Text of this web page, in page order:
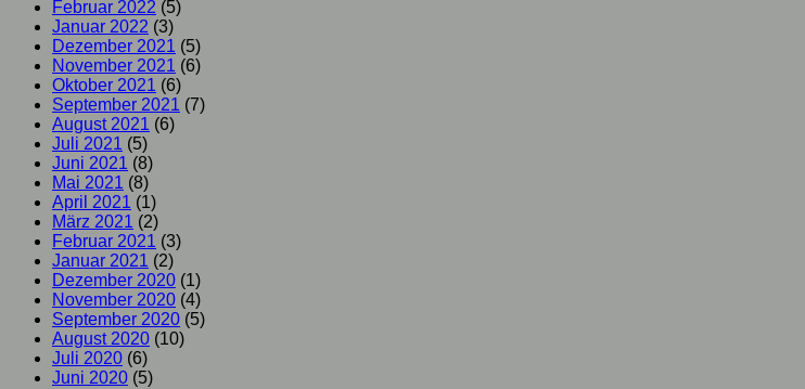
Februar 2022 (5)
Januar 2022 (3)
Dezember 2021 (5)
November 2021 (6)
Oktober 2021 (6)
September 2021 (7)
August 2021 (6)
Juli 2021 (5)
Juni 2021 (8)
Mai 2021 (8)
April 2021 (1)
März 2021 (2)
Februar 2021 (3)
Januar 2021 (2)
Dezember 2020 (1)
November 2020 (4)
September 2020 (5)
August 2020 (10)
Juli 2020 (6)
Juni 2020 (5)